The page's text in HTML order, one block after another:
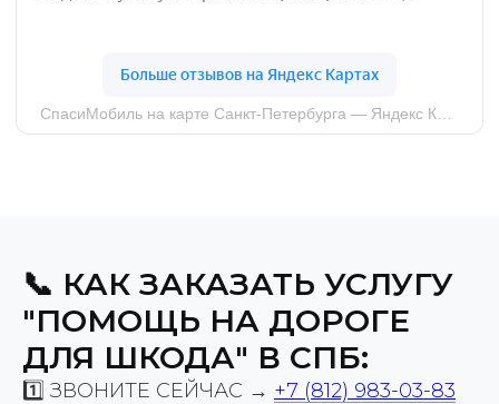
📞 КАК ЗАКАЗАТЬ УСЛУГУ
"ПОМОЩЬ НА ДОРОГЕ
ДЛЯ ШКОДА" В СПБ:
1️⃣ ЗВОНИТЕ СЕЙЧАС → +7 (812) 983-03-83